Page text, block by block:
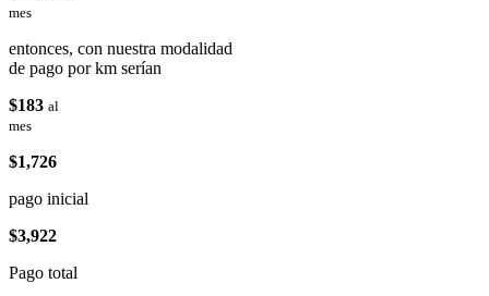
mes
entonces, con nuestra modalidad
de pago por km serían
$183 al
mes
$1,726
pago inicial
$3,922
Pago total